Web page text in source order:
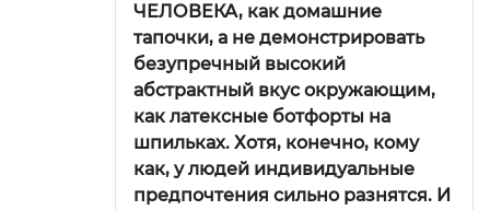
ЧЕЛОВЕКА, как домашние
тапочки, а не демонстрировать
безупречный высокий
абстрактный вкус окружающим,
как латексные ботфорты на
шпильках. Хотя, конечно, кому
как, у людей индивидуальные
предпочтения сильно разнятся. И